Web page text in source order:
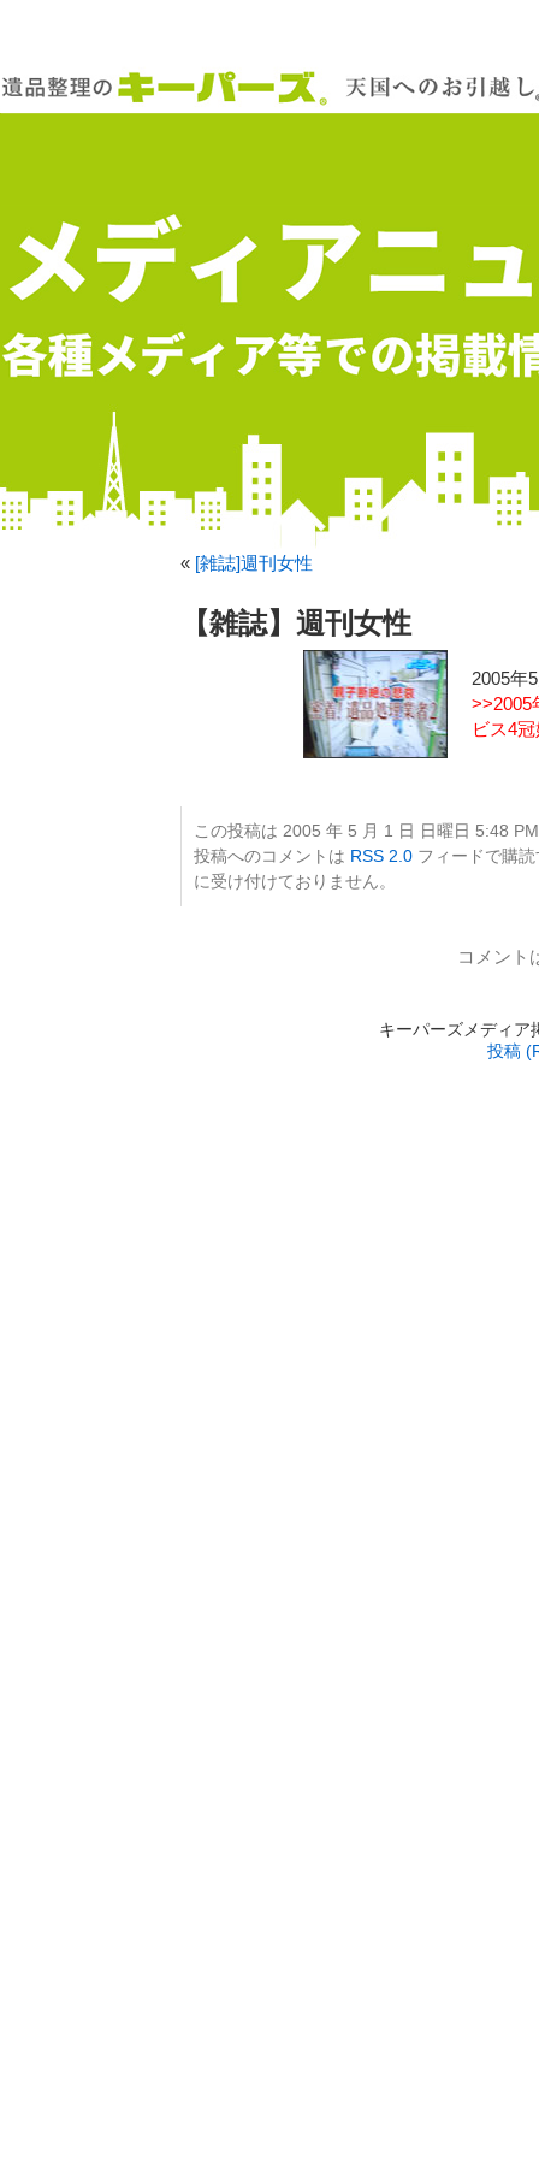
« [雑誌]週刊女性
【雑誌】週刊女性
2005年
ビス4
この投稿は 2005 年 5 月 1 日 日曜日 5:48
投稿へのコメントは RSS 2.0 フィードで購
に受け付けておりません。
コメント
キーパーズメディ
投稿